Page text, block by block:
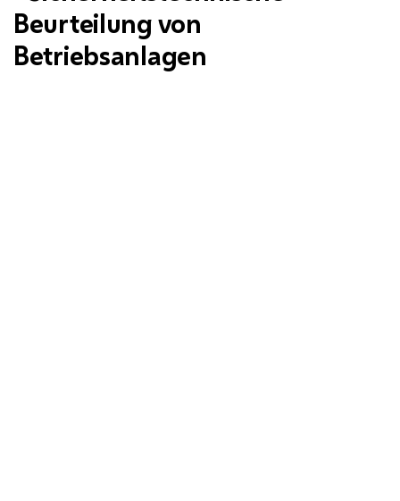
Beurteilung von
Betriebsanlagen